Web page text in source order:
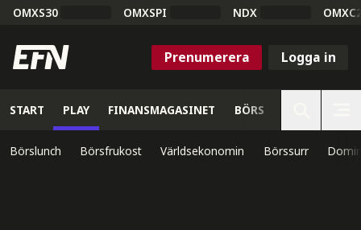
OMXS30 OMXSPI NDX
Prenumerera Logga in
START PLAY FINANSMAGASINET BÖRS
Börslunch Börsfrukost Världsekonomin Börssurr